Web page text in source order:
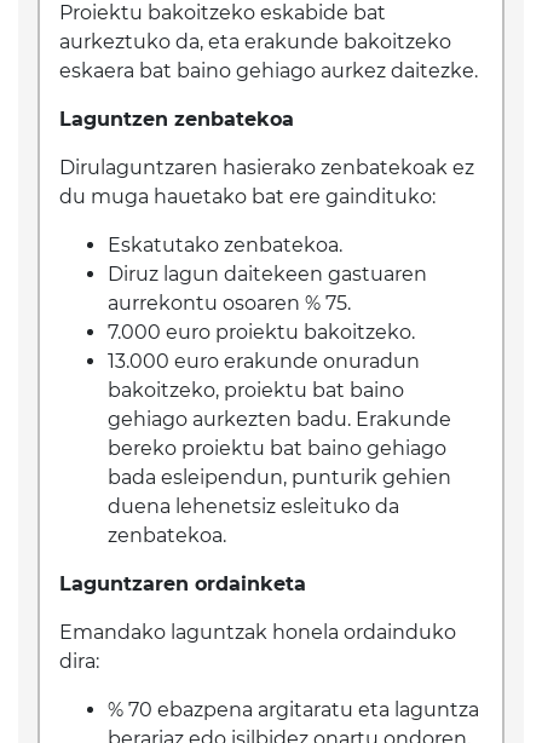
Proiektu bakoitzeko eskabide bat
aurkeztuko da, eta erakunde bakoitzeko
eskaera bat baino gehiago aurkez daitezke.
Laguntzen zenbatekoa
Dirulaguntzaren hasierako zenbatekoak ez
du muga hauetako bat ere gaindituko:
Eskatutako zenbatekoa.
Diruz lagun daitekeen gastuaren
aurrekontu osoaren % 75.
7.000 euro proiektu bakoitzeko.
13.000 euro erakunde onuradun
bakoitzeko, proiektu bat baino
gehiago aurkezten badu. Erakunde
bereko proiektu bat baino gehiago
bada esleipendun, punturik gehien
duena lehenetsiz esleituko da
zenbatekoa.
Laguntzaren ordainketa
Emandako laguntzak honela ordainduko
dira:
% 70 ebazpena argitaratu eta laguntza